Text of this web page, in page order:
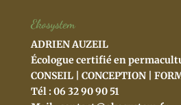
Ekosystem
ADRIEN AUZEIL
Écologue certifié en
CONSEIL | CONCEPTION |
Tél : 06 32 90 90 51